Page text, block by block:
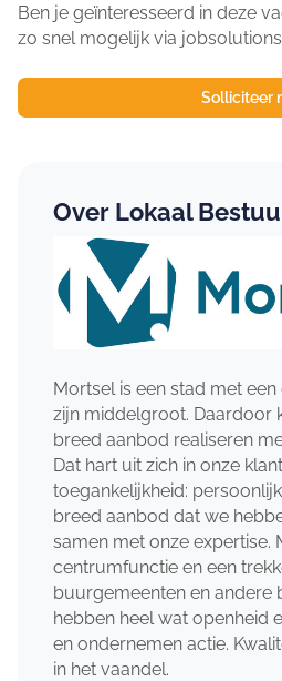
Ben je geïnteresseerd in deze
zo snel mogelijk via
Solliciteer
Over Lokaal
Mortsel is een stad met
zijn middelgroot. Daardoor
breed aanbod realiseren
Dat hart uit zich in onze
toegankelijkheid:
breed aanbod dat we
samen met onze expertise.
centrumfunctie en een
buurgemeenten en andere
hebben heel wat openheid
en ondernemen actie.
in het vaandel.